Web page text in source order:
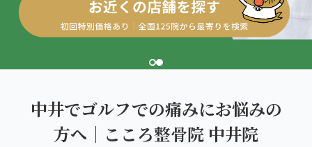
ぎっくり腰
寝違え
姿勢矯正
疲労回復
高田馬場エリア（2院）
立川エリア（2院）
メディア・実績
お知らせ
コラム
中井でゴルフでの痛みにお悩みの
方へ｜こころ整骨院 中井院